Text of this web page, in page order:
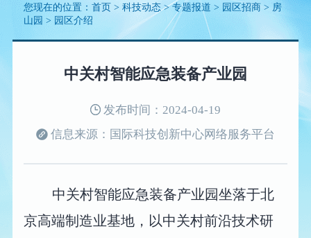
您现在的位置：首页 >科技动态>专题报道 > 园区招商 >房
山园 > 园区介绍
中关村智能应急装备产业园
发布时间：2024-04-19
信息来源：国际科技创新中心网络服务平台
中关村智能应急装备产业园坐落于北
京高端制造业基地，以中关村前沿技术研